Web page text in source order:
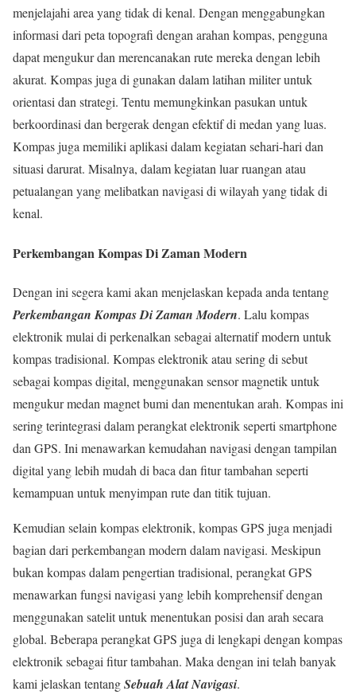
menjelajahi area yang tidak di kenal. Dengan menggabungkan
informasi dari peta topografi dengan arahan kompas, pengguna
dapat mengukur dan merencanakan rute mereka dengan lebih
akurat. Kompas juga di gunakan dalam latihan militer untuk
orientasi dan strategi. Tentu memungkinkan pasukan untuk
berkoordinasi dan bergerak dengan efektif di medan yang luas.
Kompas juga memiliki aplikasi dalam kegiatan sehari-hari dan
situasi darurat. Misalnya, dalam kegiatan luar ruangan atau
petualangan yang melibatkan navigasi di wilayah yang tidak di
kenal.
Perkembangan Kompas Di Zaman Modern
Dengan ini segera kami akan menjelaskan kepada anda tentang
Perkembangan Kompas Di Zaman Modern. Lalu kompas
elektronik mulai di perkenalkan sebagai alternatif modern untuk
kompas tradisional. Kompas elektronik atau sering di sebut
sebagai kompas digital, menggunakan sensor magnetik untuk
mengukur medan magnet bumi dan menentukan arah. Kompas ini
sering terintegrasi dalam perangkat elektronik seperti smartphone
dan GPS. Ini menawarkan kemudahan navigasi dengan tampilan
digital yang lebih mudah di baca dan fitur tambahan seperti
kemampuan untuk menyimpan rute dan titik tujuan.
Kemudian selain kompas elektronik, kompas GPS juga menjadi
bagian dari perkembangan modern dalam navigasi. Meskipun
bukan kompas dalam pengertian tradisional, perangkat GPS
menawarkan fungsi navigasi yang lebih komprehensif dengan
menggunakan satelit untuk menentukan posisi dan arah secara
global. Beberapa perangkat GPS juga di lengkapi dengan kompas
elektronik sebagai fitur tambahan. Maka dengan ini telah banyak
kami jelaskan tentangSebuah Alat Navigasi.